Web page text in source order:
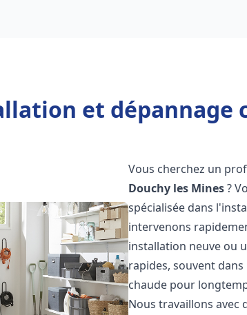
et dépannage
Vous cherchez un
Douchy les Mines?
spécialisée dans
intervenons
installation neuve ou
rapides, souvent
chaude pour
Nous travaillons avec